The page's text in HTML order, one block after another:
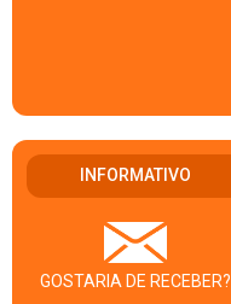
INFORMATIVO
GOSTARIA DE RECEBER?